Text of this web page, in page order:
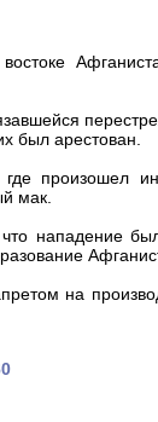
был арестован.
произошел
мак.
нападение
на